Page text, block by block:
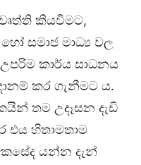
කියවීමට,
සමාජ මාධ්‍ය වල
කාර්ය සාධනය
කර ගැනීමට ය.
තම උදෑසන දැඩි
එය හිතාමතාම
යන්න දැන්